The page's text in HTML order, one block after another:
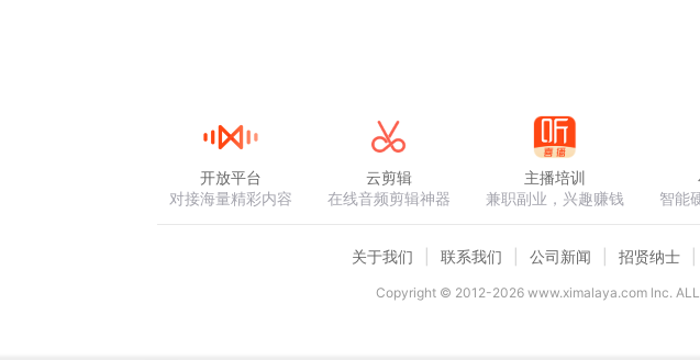
开放平台
对接海量精彩内容
云剪辑
在线音频剪辑神器
主播培训
兼职副业，兴趣赚钱
智能
关于我们 联系我们 公司新闻 招贤纳士
Copyright © 2012-2026www.ximalaya.com lnc.